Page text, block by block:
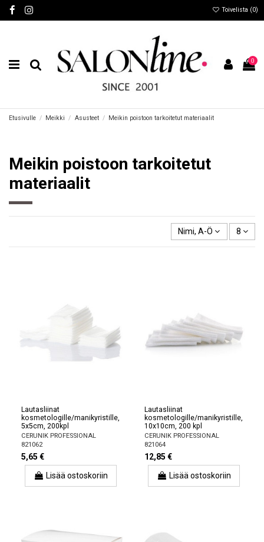
Toivelista (0)
0
Etusivulle Meikki Asusteet Meikin poistoon tarkoitetut materiaalit
Meikin poistoon tarkoitetut
materiaalit
Nimi, A-Ö 8
Lautasliinat
kosmetologille/manikyristille,
5x5cm, 200kpl
CERUNIK PROFESSIONAL
821062
5,65 €
Lisää ostoskoriin
Lautasliinat
kosmetologille/manikyristille,
10x10cm, 200 kpl
CERUNIK PROFESSIONAL
821064
12,85 €
Lisää ostoskoriin